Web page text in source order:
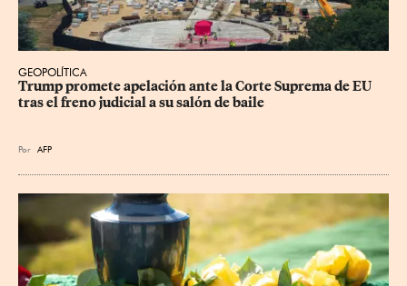
GEOPOLÍTICA
Trump promete apelación ante la Corte Suprema de EU
tras el freno judicial a su salón de baile
Por AFP